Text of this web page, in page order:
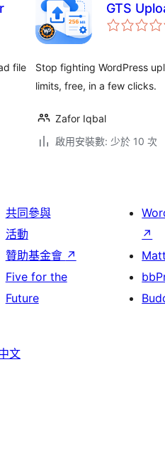
file
GTS
Stop fighting WordPress
limits, free, in a few clicks.
Zafor Iqbal
啟用安裝數: 少於 10 次
共同參與
活動
贊助基金會 ↗
Five for the
Future
↗
Matt
文